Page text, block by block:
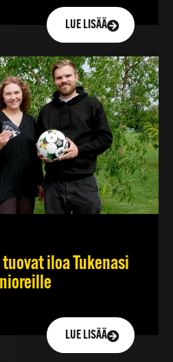
LUE LISÄÄ
iloa Tukenasi
LUE LISÄÄ